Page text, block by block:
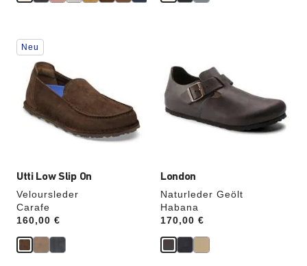
Utti Low Slip On
Veloursleder
Carafe
Price:
160,00 €
Durch
Anklicken
Farben
werden
die
Produktbilder
aktualisiert.
Neu
London
Naturleder Geölt
Habana
Price:
170,00 €
Farben
werden
die
Produktbilder
aktualisiert.